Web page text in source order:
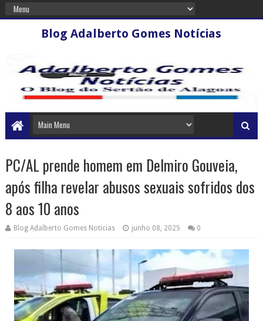
Blog Adalberto Gomes Notícias
PC/AL prende homem em Delmiro Gouveia,
após filha revelar abusos sexuais sofridos dos
8 aos 10 anos
Blog Adalberto Gomes Noticias junho 08, 2025 0